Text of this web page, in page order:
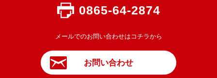
0865-64-2874
メールでのお問い合わせはコチラから
お問い合わせ